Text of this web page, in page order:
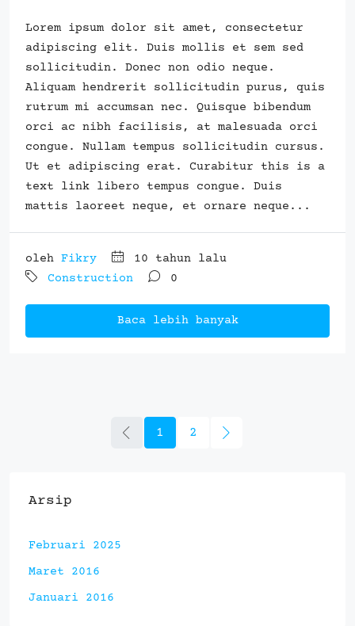
Lorem ipsum dolor sit amet, consectetur
adipiscing elit. Duis mollis et sem sed
sollicitudin. Donec non odio neque.
Aliquam hendrerit sollicitudin purus, quis
rutrum mi accumsan nec. Quisque bibendum
orci ac nibh facilisis, at malesuada orci
congue. Nullam tempus sollicitudin cursus.
Ut et adipiscing erat. Curabitur this is a
text link libero tempus congue. Duis
mattis laoreet neque, et ornare neque...
oleh Fikry
10 tahun lalu
Construction
0
Baca lebih banyak
1 2
Arsip
Februari 2025
Maret 2016
Januari 2016